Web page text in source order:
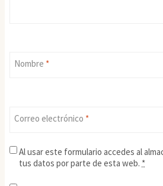
Nombre *
Correo electrónico *
Al usar este formulario accedes al
tus datos por parte de esta web. *